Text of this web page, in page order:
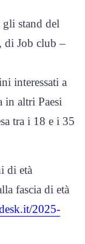
stand del
di Job club –
interessati a
in altri Paesi
tra i 18 e i 35
di età
fascia di età
2025-